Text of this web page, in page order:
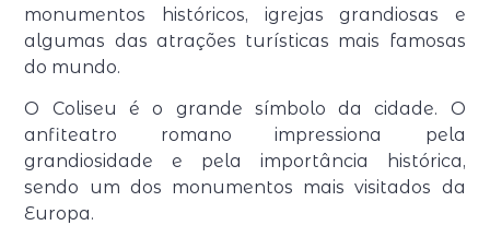
monumentos históricos, igrejas grandiosas e
algumas das atrações turísticas mais famosas
do mundo.
O Coliseu é o grande símbolo da cidade. O
anfiteatro romano impressiona pela
grandiosidade e pela importância histórica,
sendo um dos monumentos mais visitados da
Europa.